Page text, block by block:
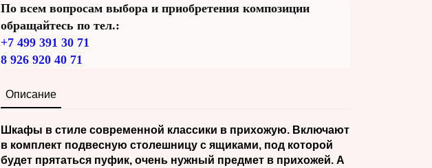
По всем вопросам выбора и приобретения композиции
обращайтесь по тел.:
+7 499 391 30 71
8 926 920 40 71
Описание
Шкафы в стиле современной классики в прихожую. Включают
в комплект подвесную столешницу с ящиками, под которой
будет прятаться пуфик, очень нужный предмет в прихожей. А